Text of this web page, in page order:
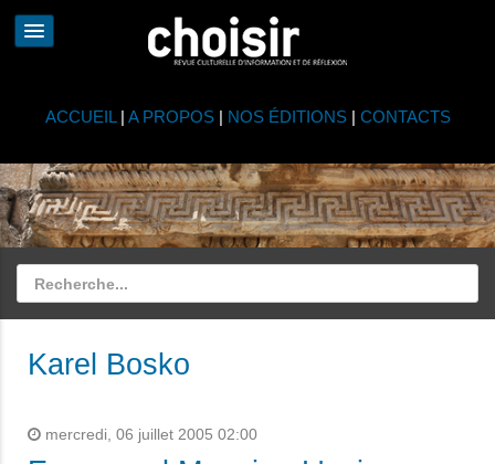
ACCUEIL | A PROPOS| NOS ÉDITIONS| CONTACTS
Karel Bosko
mercredi, 06 juillet 2005 02:00